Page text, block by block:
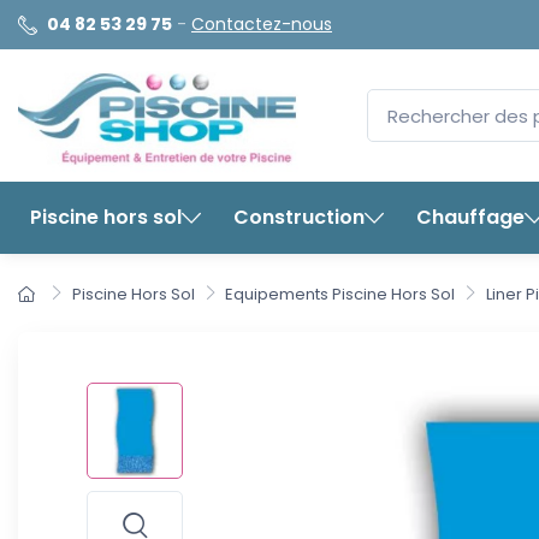
04 82 53 29 75 - Contactez-nous
Piscine hors sol Construction Chauffage
Piscine Hors Sol Equipements Piscine Hors Sol Liner